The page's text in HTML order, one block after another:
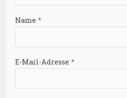
Name*
E-Mail-Adresse*